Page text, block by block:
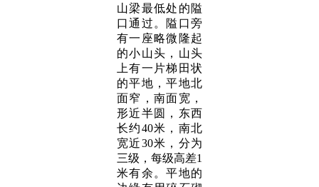
山梁最低处的隘
口通过。隘口旁
有一座略微隆起
的小山头，山头
上有一片梯田状
的平地，平地北
面窄，南面宽，
形近半圆，东西
长约40米，南北
宽近30米，分为
三级，每级高差1
米有余。平地的